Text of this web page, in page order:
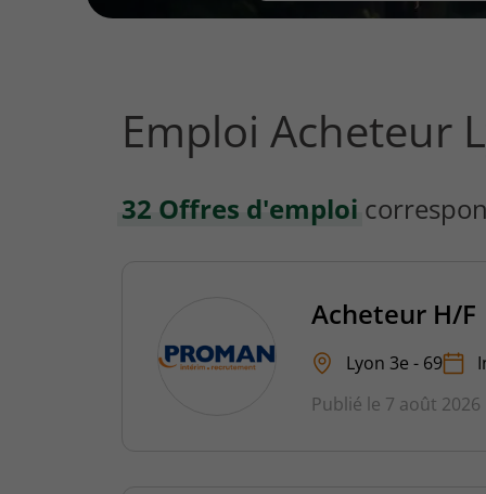
vous
Emploi Acheteur
32 Offres d'emploi
Acheteur H/F
Lyon 3e - 69
Publié le 7 août 2026